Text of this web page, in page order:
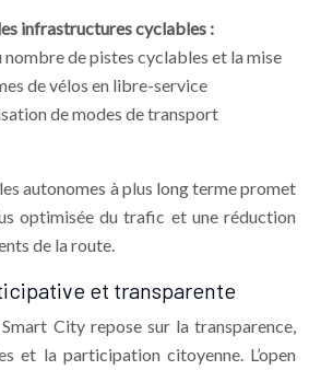
infrastructures cyclables :
nombre de pistes cyclables et la mise
de vélos en libre-service
de modes de transport
autonomes à plus long terme promet
optimisée du trafic et une réduction
de la route.
et transparente
Smart City repose sur la transparence,
et la participation citoyenne. L’open